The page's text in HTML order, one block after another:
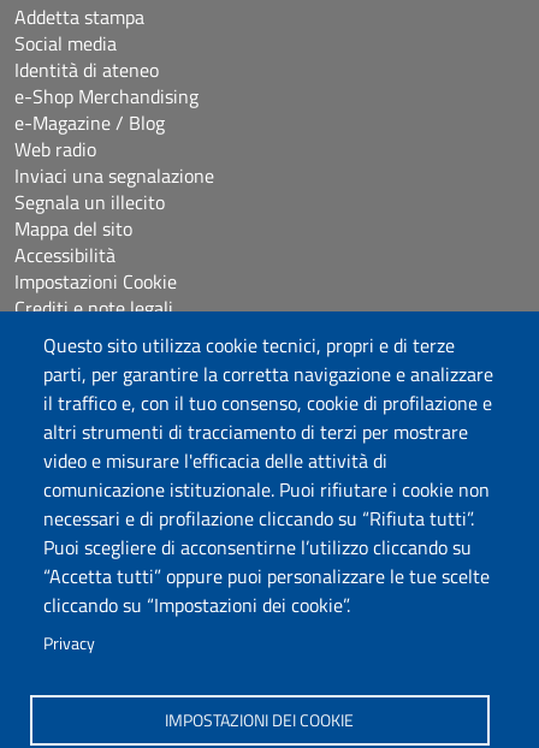
Questo sito utilizza cookie tecnici, propri e di terze
parti, per garantire la corretta navigazione e analizzare
il traffico e, con il tuo consenso, cookie di profilazione e
altri strumenti di tracciamento di terzi per mostrare
video e misurare l'efficacia delle attività di
comunicazione istituzionale. Puoi rifiutare i cookie non
necessari e di profilazione cliccando su “Rifiuta tutti”.
Puoi scegliere di acconsentirne l’utilizzo cliccando su
“Accetta tutti” oppure puoi personalizzare le tue scelte
cliccando su “Impostazioni dei cookie”.
Privacy
IMPOSTAZIONI DEI COOKIE
Università degli Studi di Sassari
Piazza Università 21, Sassari
Tel.: 800 882994 (Orientamento studenti)
RETTORE:rettore@uniss.it
PEC:protocollo@pec.uniss.it
URP:urp@uniss.it
P.I. 00196350904 –pagoPA®
Addetta stampa
Social media
Identità di ateneo
e-Shop Merchandising
e-Magazine / Blog
Web radio
Inviaci una segnalazione
Segnala un illecito
Mappa del sito
Accessibilità
Impostazioni Cookie
Crediti e note legali
Seguici su
Chatta con noi